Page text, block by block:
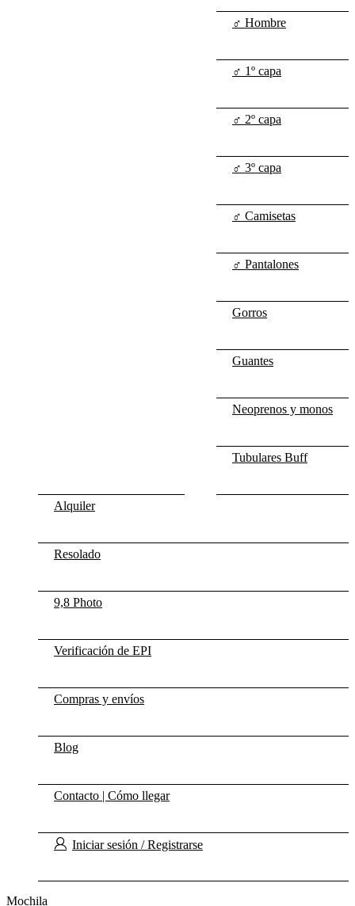
♂ Hombre
♂ 1º capa
♂ 2º capa
♂ 3º capa
♂ Camisetas
♂ Pantalones
Gorros
Guantes
Neoprenos y monos
Tubulares Buff
Alquiler
Resolado
9,8 Photo
Verificación de EPI
Compras y envíos
Blog
Contacto | Cómo llegar
Iniciar sesión / Registrarse
Mochila